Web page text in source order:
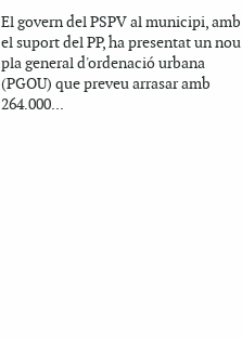
El govern del PSPV al municipi, amb
el suport del PP, ha presentat un nou
pla general d'ordenació urbana
(PGOU) que preveu arrasar amb
264.000...